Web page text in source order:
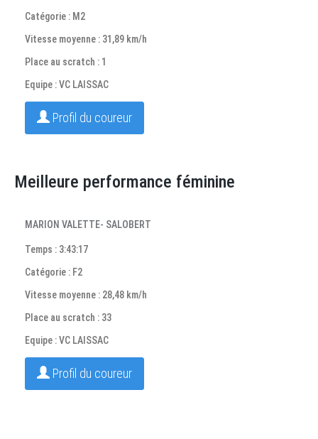
Catégorie : M2
Vitesse moyenne : 31,89 km/h
Place au scratch : 1
Equipe : VC LAISSAC
Profil du coureur
Meilleure performance féminine
MARION VALETTE- SALOBERT
Temps : 3:43:17
Catégorie : F2
Vitesse moyenne : 28,48 km/h
Place au scratch : 33
Equipe : VC LAISSAC
Profil du coureur